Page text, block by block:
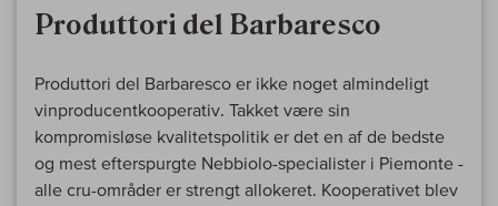
Produttori del Barbaresco
Produttori del Barbaresco er ikke noget almindeligt
vinproducentkooperativ. Takket være sin
kompromisløse kvalitetspolitik er det en af de bedste
og mest efterspurgte Nebbiolo-specialister i Piemonte -
alle cru-områder er strengt allokeret. Kooperativet blev